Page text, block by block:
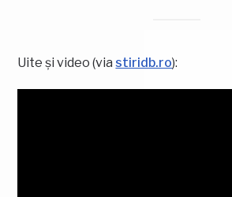
Uite și video (viastiridb.ro):